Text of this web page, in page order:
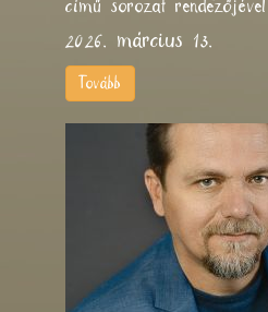
című sorozat rendezőjével
2026. március 13.
Tovább